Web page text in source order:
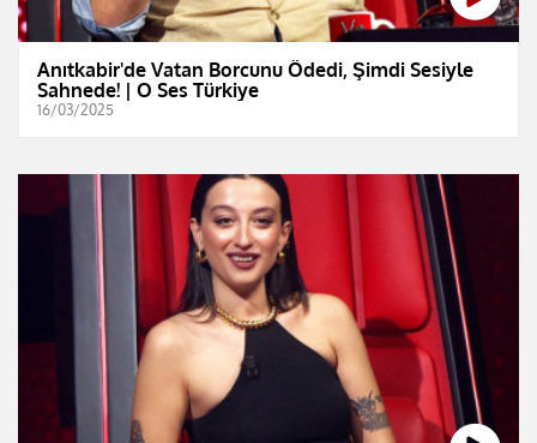
Anıtkabir'de Vatan Borcunu Ödedi, Şimdi Sesiyle
Sahnede! | O Ses Türkiye
16/03/2025